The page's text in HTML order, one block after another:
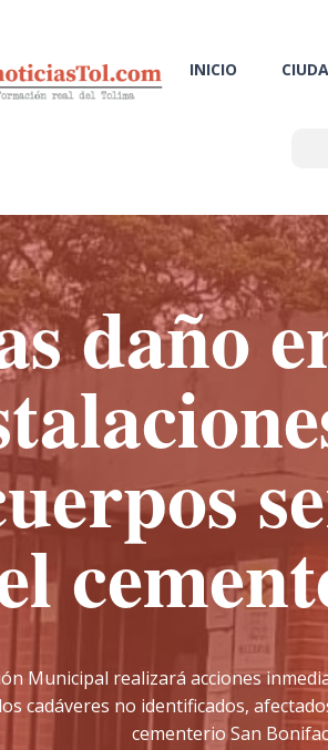
INICIO
daño
Municipal realizará acciones
cadáveres no identificados,
cementerio San